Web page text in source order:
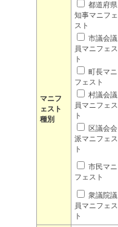
マニフ
ェスト
種別
都道府県
知事マニフェ
スト
市議会議
員マニフェス
ト
町長マニ
フェスト
村議会議
員マニフェス
ト
区議会会
派マニフェス
ト
市民マニ
フェスト
衆議院議
員マニフェス
ト